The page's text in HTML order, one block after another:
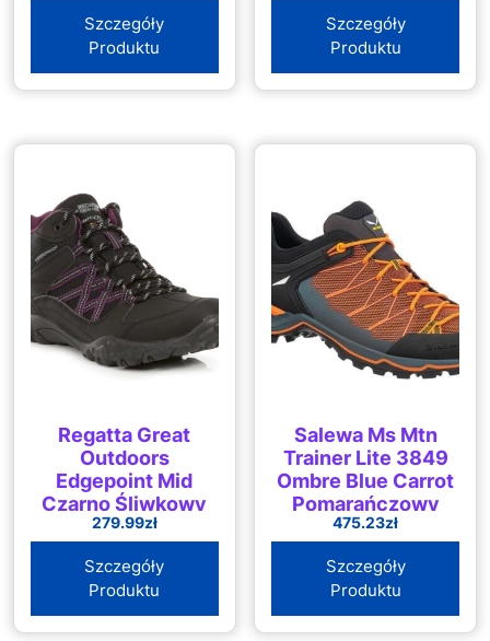
Szczegóły
Produktu
Szczegóły
Produktu
Regatta Great
Outdoors
Edgepoint Mid
Czarno Śliwkowy
RWF622ABL
279.99zł
Szczegóły
Produktu
Salewa Ms Mtn
Trainer Lite 3849
Ombre Blue Carrot
Pomarańczowy
475.23zł
Szczegóły
Produktu